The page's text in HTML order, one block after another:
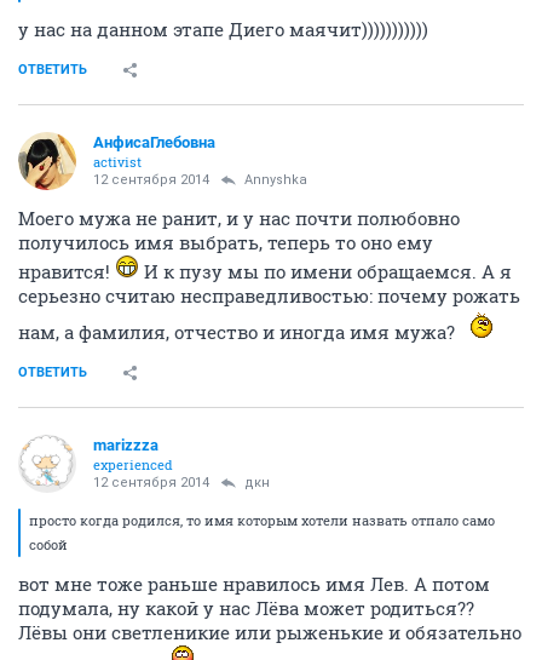
у нас на данном этапе Диего маячит)))))))))))
ОТВЕТИТЬ
АнфисаГлебовна
activist
12 сентября 2014 Annyshka
Моего мужа не ранит, и у нас почти полюбовно
получилось имя выбрать, теперь то оно ему
нравится!
И к пузу мы по имени обращаемся. А я
серьезно считаю несправедливостью: почему рожать
нам, а фамилия, отчество и иногда имя мужа?
ОТВЕТИТЬ
marizzza
experienced
12 сентября 2014 дкн
просто когда родился, то имя которым хотели назвать отпало само
собой
вот мне тоже раньше нравилось имя Лев. А потом
подумала, ну какой у нас Лёва может родиться??
Лёвы они светленикие или рыженькие и обязательно